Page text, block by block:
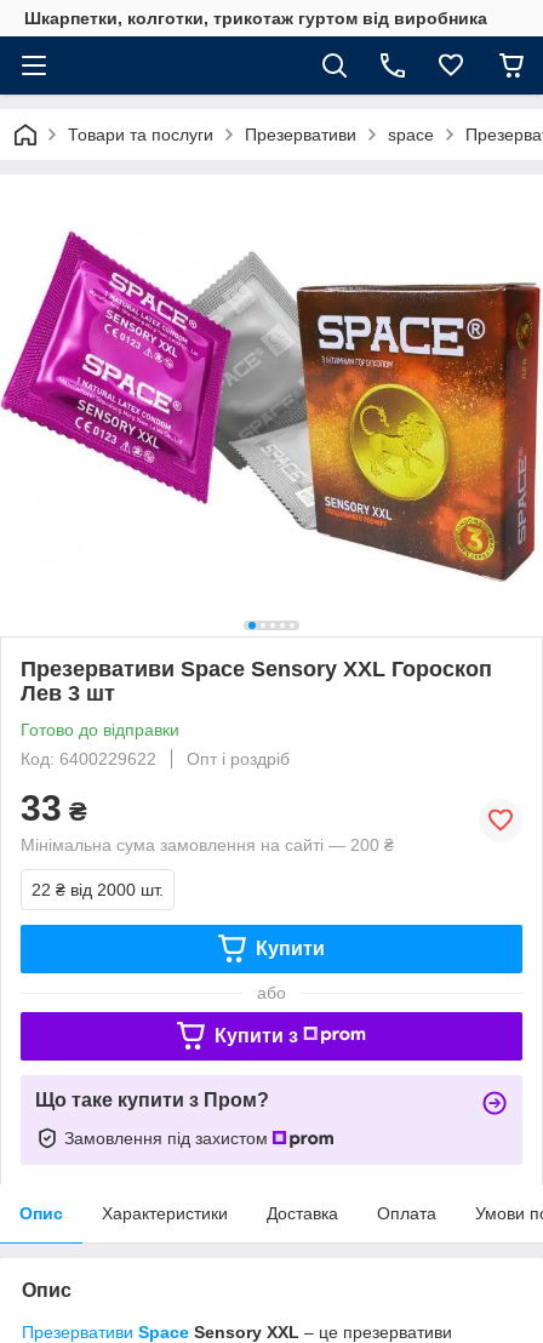
Шкарпетки, колготки, трикотаж гуртом від виробника
Товари та послуги Презервативи space
Презервативи Space Sensory XXL Гороскоп
Лев 3 шт
Готово до відправки
Код: 6400229622
Опт і роздріб
33 ₴
Мінімальна сума замовлення на сайті — 200 ₴
22 ₴ від 2000 шт.
Купити
або
Купити з
Що таке купити з Пром?
Замовлення під захистом
Опис Характеристики Доставка Оплата Умови
Опис
Презервативи Space Sensory XXL – це презервативи